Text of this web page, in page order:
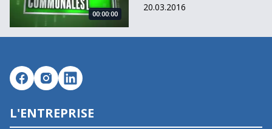
00:00:00
20.03.2016
L'ENTREPRISE